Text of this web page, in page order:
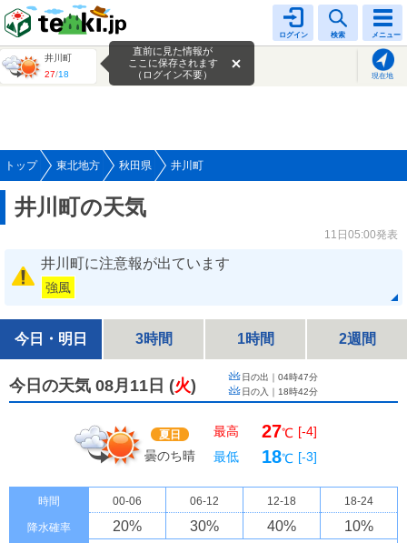
ログイン 検索 メニュー
井川町
27/18 現在地
直前に見た情報が
ここに保存されます
（ログイン不要）
トップ 東北地方 秋田県 井川町
井川町の天気
11日05:00発表
井川町に注意報が出ています
強風
今日・明日 3時間 1時間 2週間
今日の天気 08月11日 (火) 日の出｜ 04時47分
日の入｜ 18時42分
夏日
曇のち晴
最高 27℃ [-4]
最低
18℃ [-3]
時間 00-06 06-12 12-18 18-24
降水確率 20% 30% 40% 10%